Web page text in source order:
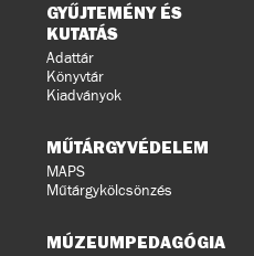
GYŰJTEMÉNY ÉS
KUTATÁS
Adattár
Könyvtár
Kiadványok
MŰTÁRGYVÉDELEM
MAPS
Műtárgykölcsönzés
MÚZEUMPEDAGÓGIA